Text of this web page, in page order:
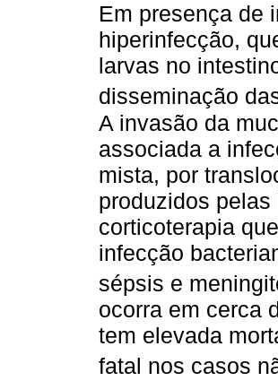
Em presença de
hiperinfecção,
larvas no
disseminação
A invasão da
associada a
mista, por
produzidos
corticoterapia
infecção
sépsis e
ocorra em cerca
tem elevada
fatal nos casos